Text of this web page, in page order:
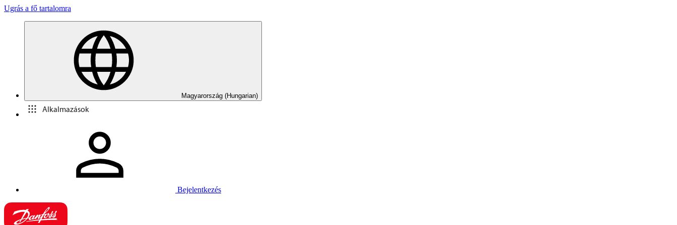
Ugrás a fő tartalomra
Magyarország (Hungarian)
Alkalmazások
Bejelentkezés